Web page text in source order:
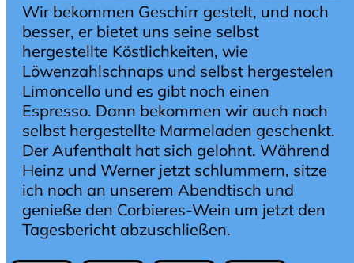
Wir bekommen Geschirr gestelt, und noch
besser, er bietet uns seine selbst
hergestellte Köstlichkeiten, wie
Löwenzahlschnaps und selbst hergestelen
Limoncello und es gibt noch einen
Espresso. Dann bekommen wir auch noch
selbst hergestellte Marmeladen geschenkt.
Der Aufenthalt hat sich gelohnt. Während
Heinz und Werner jetzt schlummern, sitze
ich noch an unserem Abendtisch und
genieße den Corbieres-Wein um jetzt den
Tagesbericht abzuschließen.